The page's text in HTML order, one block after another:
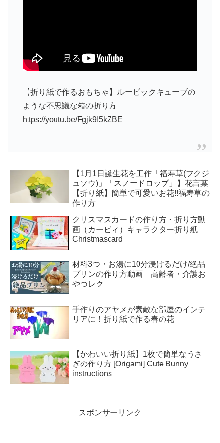
【折り紙で作るおもちゃ】ルービックキューブの
ような不思議な箱の折り方
https://youtu.be/Fgjk9I5kZBE
【1月1日誕生花を工作「福寿草(フクジ
ュソウ)」「スノードロップ」】花言葉
【折り紙】簡単で可愛いお花!!福寿草の
作り方
クリスマスカードの作り方・折り方動
画（カービィ）キャラクター折り紙
Christmascard
材料3つ・お湯に10分浸けるだけ/絶品
プリンの作り方動画 高齢者・介護お
やつレク
手作りのアヤメが素敵な部屋のインテ
リアに！折り紙で作る春の花
【かわいい折り紙】1枚で簡単なうさ
ぎの作り方 [Origami] Cute Bunny
instructions
スポンサーリンク